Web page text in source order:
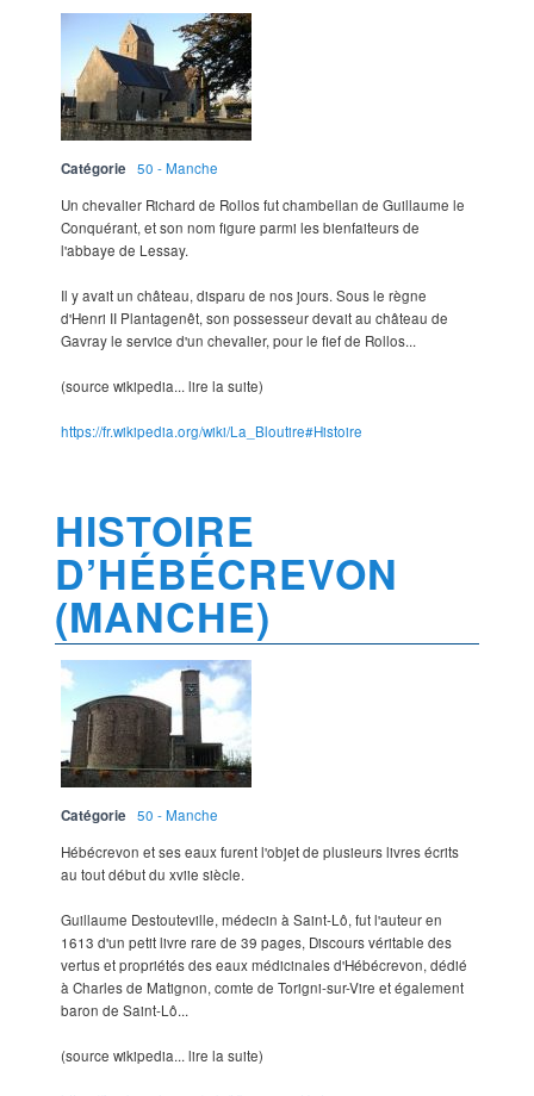
Catégorie
50 - Manche
Un chevalier Richard de Rollos fut chambellan de Guillaume le
Conquérant, et son nom figure parmi les bienfaiteurs de
l'abbaye de Lessay.
Il y avait un château, disparu de nos jours. Sous le règne
d'Henri II Plantagenêt, son possesseur devait au château de
Gavray le service d'un chevalier, pour le fief de Rollos...
(source wikipedia... lire la suite)
https://fr.wikipedia.org/wiki/La_Bloutire#Histoire
HISTOIRE
D’HÉBÉCREVON
(MANCHE)
Catégorie
50 - Manche
Hébécrevon et ses eaux furent l'objet de plusieurs livres écrits
au tout début du xviie siècle.
Guillaume Destouteville, médecin à Saint-Lô, fut l'auteur en
1613 d'un petit livre rare de 39 pages, Discours véritable des
vertus et propriétés des eaux médicinales d'Hébécrevon, dédié
à Charles de Matignon, comte de Torigni-sur-Vire et également
baron de Saint-Lô...
(source wikipedia... lire la suite)